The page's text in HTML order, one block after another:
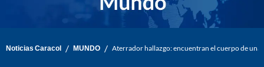
Noticias Caracol / MUNDO / Aterrador hallazgo: encuentran el cuerpo de una